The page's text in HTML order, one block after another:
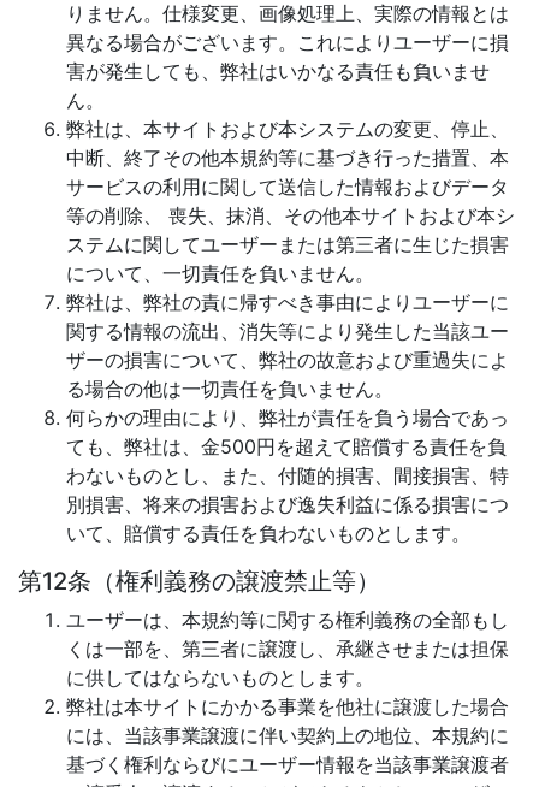
りません。仕様変更、画像処理上、実際の情報とは
異なる場合がございます。これによりユーザーに損
害が発生しても、弊社はいかなる責任も負いませ
ん。
弊社は、本サイトおよび本システムの変更、停止、
中断、終了その他本規約等に基づき行った措置、本
サービスの利用に関して送信した情報およびデータ
等の削除、 喪失、抹消、その他本サイトおよび本シ
ステムに関してユーザーまたは第三者に生じた損害
について、一切責任を負いません。
弊社は、弊社の責に帰すべき事由によりユーザーに
関する情報の流出、消失等により発生した当該ユー
ザーの損害について、弊社の故意および重過失によ
る場合の他は一切責任を負いません。
何らかの理由により、弊社が責任を負う場合であっ
ても、弊社は、金500円を超えて賠償する責任を負
わないものとし、また、付随的損害、間接損害、特
別損害、将来の損害および逸失利益に係る損害につ
いて、賠償する責任を負わないものとします。
第12条（権利義務の譲渡禁止等）
ユーザーは、本規約等に関する権利義務の全部もし
くは一部を、第三者に譲渡し、承継させまたは担保
に供してはならないものとします。
弊社は本サイトにかかる事業を他社に譲渡した場合
には、当該事業譲渡に伴い契約上の地位、本規約に
基づく権利ならびにユーザー情報を当該事業譲渡者